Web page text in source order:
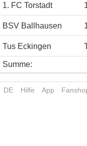
1. FC Torstadt
BSV Ballhausen
Tus Eckingen
Summe:
DE Hilfe App